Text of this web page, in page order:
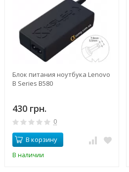
Блок питания ноутбука Lenovo
B Series B580
430 грн.
0
В корзину
В наличии